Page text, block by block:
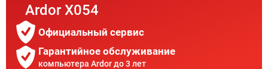
Ardor X054
Официальный сервис
Гарантийное обслуживание
компьютера Ardor до 3 лет